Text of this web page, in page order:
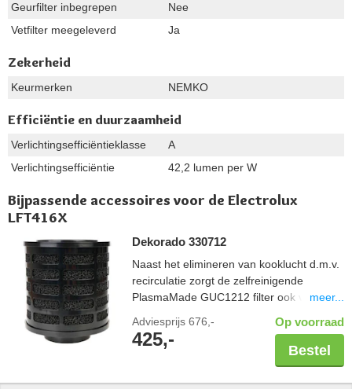
Geurfilter inbegrepen
Nee
Vetfilter meegeleverd
Ja
Zekerheid
Keurmerken NEMKO
Efficiëntie en duurzaamheid
Verlichtingsefficiëntieklasse
A
Verlichtingsefficiëntie
42,2 lumen per W
Bijpassende accessoires voor de Electrolux
LFT416X
Dekorado 330712
Naast het elimineren van kooklucht d.m.v.
recirculatie zorgt de zelfreinigende
PlasmaMade GUC1212 filter ook voor een
pollen en bacteriën. Controleer altijd de
maatvoering van uw schacht in combinatie
met een PlasmaMade filter. Let hierbij op
de breedte en diepte, maar ook een
meer...
Adviesprijs 676,-
425,-
Op voorraad
Bestel